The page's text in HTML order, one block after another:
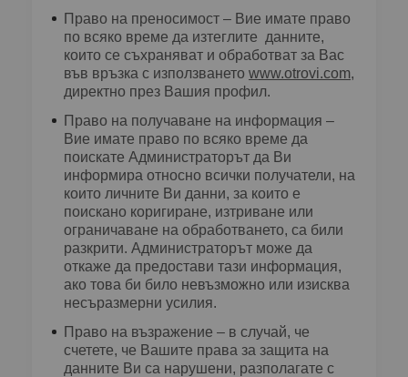
Право на преносимост – Вие имате право
по всяко време да изтеглите данните,
които се съхраняват и обработват за Вас
във връзка с използването www.otrovi.com,
директно през Вашия профил.
Право на получаване на информация –
Вие имате право по всяко време да
поискате Администраторът да Ви
информира относно всички получатели, на
които личните Ви данни, за които е
поискано коригиране, изтриване или
ограничаване на обработването, са били
разкрити. Администраторът може да
откаже да предостави тази информация,
ако това би било невъзможно или изисква
несъразмерни усилия.
Право на възражение – в случай, че
счетете, че Вашите права за защита на
данните Ви са нарушени, разполагате с